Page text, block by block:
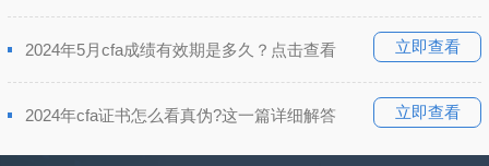
立即查看
2024年5月cfa成绩有效期是多久？点击查看
立即查看
2024年cfa证书怎么看真伪?这一篇详细解答